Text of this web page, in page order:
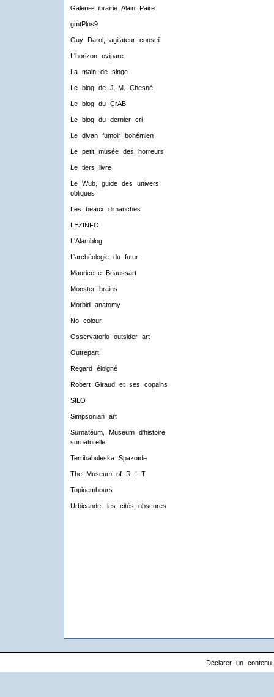
Galerie-Librairie Alain Paire
gmtPlus9
Guy Darol, agitateur conseil
L'horizon ovipare
La main de singe
Le blog de J.-M. Chesné
Le blog du CrAB
Le blog du dernier cri
Le divan fumoir bohémien
Le petit musée des horreurs
Le tiers livre
Le Wub, guide des univers
obliques
Les beaux dimanches
LEZINFO
L'Alamblog
L’archéologie du futur
Mauricette Beaussart
Monster brains
Morbid anatomy
No colour
Osservatorio outsider art
Outrepart
Regard éloigné
Robert Giraud et ses copains
SILO
Simpsonian art
Surnatéum, Museum d'histoire
surnaturelle
Terribabuleska Spazoïde
The Museum of R I T
Topinambours
Urbicande, les cités obscures
Déclarer un contenu